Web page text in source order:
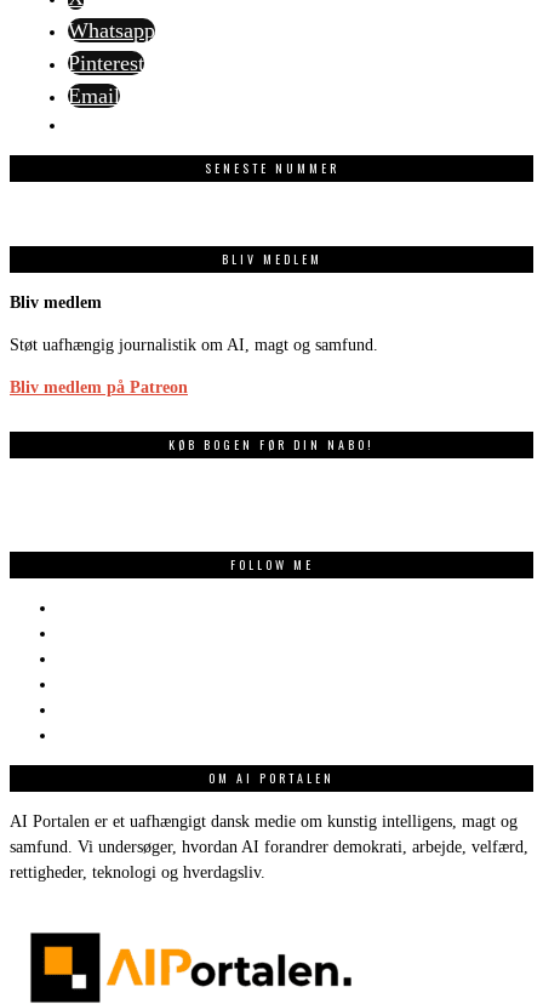
Whatsapp
Pinterest
Email
SENESTE NUMMER
BLIV MEDLEM
Bliv medlem
Støt uafhængig journalistik om AI, magt og samfund.
Bliv medlem på Patreon
KØB BOGEN FØR DIN NABO!
FOLLOW ME
OM AI PORTALEN
AI Portalen er et uafhængigt dansk medie om kunstig intelligens, magt og
samfund. Vi undersøger, hvordan AI forandrer demokrati, arbejde, velfærd,
rettigheder, teknologi og hverdagsliv.